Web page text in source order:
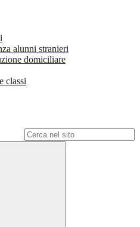
alunni stranieri
domiciliare
classi